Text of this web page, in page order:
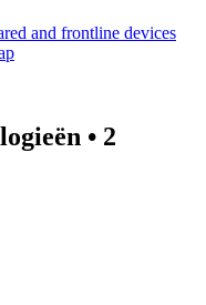
and frontline devices
• 2